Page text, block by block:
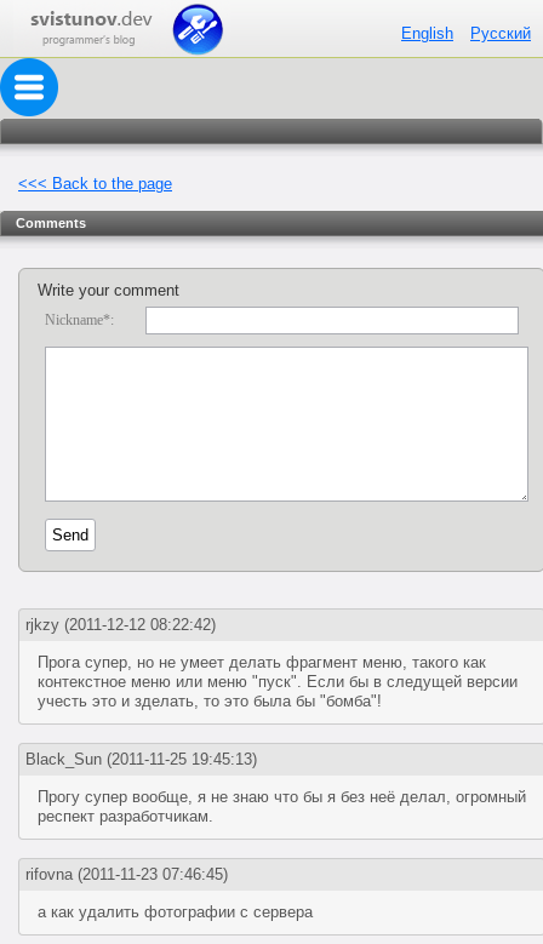
English Русский
<<< Back to the page
Comments
Write your comment
Nickname*:
rjkzy (2011-12-12 08:22:42)
Прога супер, но не умеет делать фрагмент меню, такого как
контекстное меню или меню "пуск". Если бы в следущей версии
учесть это и зделать, то это была бы "бомба"!
Black_Sun (2011-11-25 19:45:13)
Прогу супер вообще, я не знаю что бы я без неё делал, огромный
респект разработчикам.
rifovna(2011-11-23 07:46:45)
а как удалить фотографии с сервера